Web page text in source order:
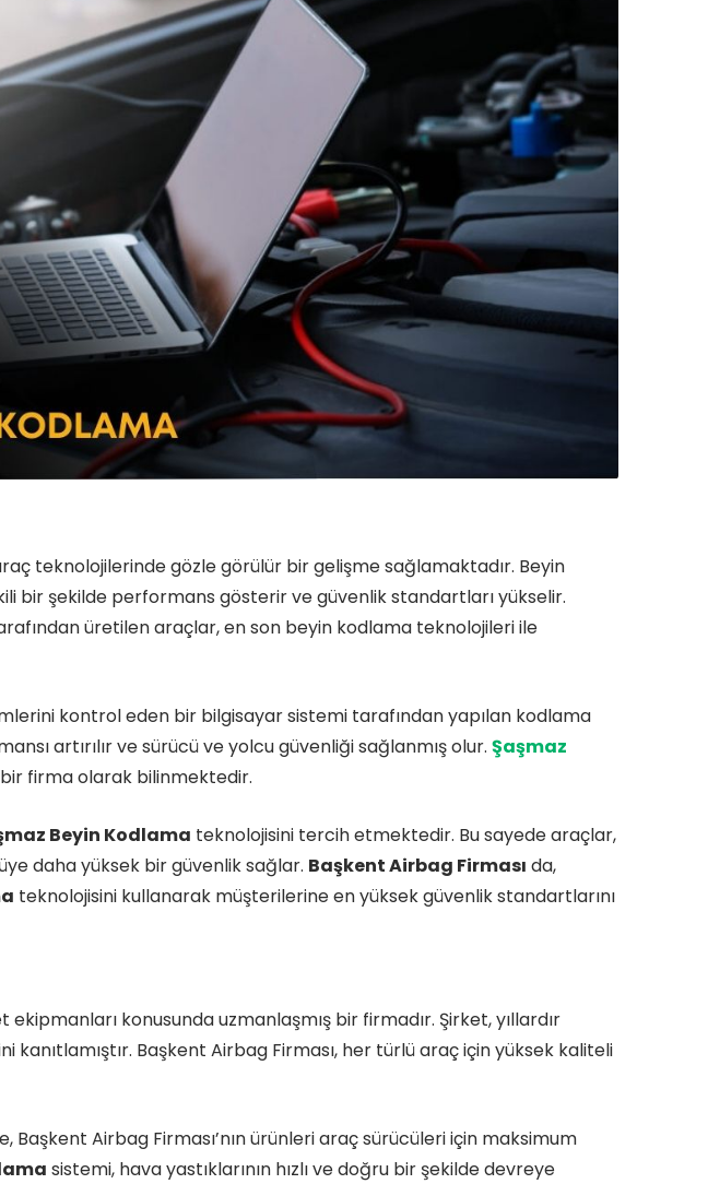
teknolojilerinde gözle görülür bir gelişme sağlamaktadır. Beyin
bir şekilde performans gösterir ve güvenlik standartları yükselir.
üretilen araçlar, en son beyin kodlama teknolojileri ile
kontrol eden bir bilgisayar sistemi tarafından yapılan kodlama
artırılır ve sürücü ve yolcu güvenliği sağlanmış olur. Şaşmaz
firma olarak bilinmektedir.
Beyin Kodlama teknolojisini tercih etmektedir. Bu sayede araçlar,
daha yüksek bir güvenlik sağlar. Başkent Airbag Firması da,
teknolojisini kullanarak müşterilerine en yüksek güvenlik standartlarını
konusunda uzmanlaşmış bir firmadır. Şirket, yıllardır
Başkent Airbag Firması, her türlü araç için yüksek kaliteli
Başkent Airbag Firması’nın ürünleri araç sürücüleri için maksimum
sistemi, hava yastıklarının hızlı ve doğru bir şekilde devreye